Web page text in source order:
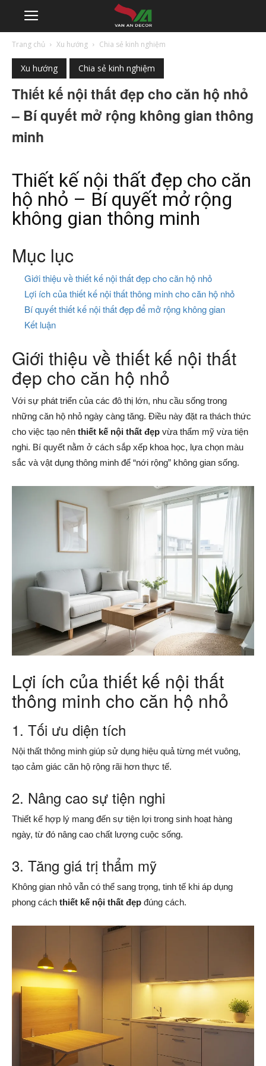
Trang chủ Xu hướng Chia sẻ kinh nghiệm
Xu hướng Chia sẻ kinh nghiệm
Thiết kế nội thất đẹp cho căn hộ nhỏ
– Bí quyết mở rộng không gian thông
minh
Thiết kế nội thất đẹp cho căn
hộ nhỏ – Bí quyết mở rộng
không gian thông minh
Mục lục
Giới thiệu về thiết kế nội thất đẹp cho căn hộ nhỏ
Lợi ích của thiết kế nội thất thông minh cho căn hộ nhỏ
Bí quyết thiết kế nội thất đẹp để mở rộng không gian
Kết luận
Giới thiệu về thiết kế nội thất
đẹp cho căn hộ nhỏ
Với sự phát triển của các đô thị lớn, nhu cầu sống trong
những căn hộ nhỏ ngày càng tăng. Điều này đặt ra thách thức
cho việc tạo nênthiết kế nội thất đẹp vừa thẩm mỹ vừa tiện
nghi. Bí quyết nằm ở cách sắp xếp khoa học, lựa chọn màu
sắc và vật dụng thông minh để “nới rộng” không gian sống.
Lợi ích của thiết kế nội thất
thông minh cho căn hộ nhỏ
1. Tối ưu diện tích
Nội thất thông minh giúp sử dụng hiệu quả từng mét vuông,
tạo cảm giác căn hộ rộng rãi hơn thực tế.
2. Nâng cao sự tiện nghi
Thiết kế hợp lý mang đến sự tiện lợi trong sinh hoạt hàng
ngày, từ đó nâng cao chất lượng cuộc sống.
3. Tăng giá trị thẩm mỹ
Không gian nhỏ vẫn có thể sang trọng, tinh tế khi áp dụng
phong cáchthiết kế nội thất đẹp đúng cách.